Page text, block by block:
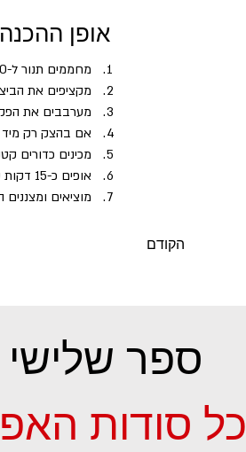
אופן ההכנה
מחממים תנור ל-170 מעלות ופורסים נייר אפיה על תבנית התנור.
מקציפים את
מערבבים את
אם בהצק רק מיד
מכינים כדורים
אופים כ-15 דקות עד שהעוגיות מתקשות מעט.
מוציאים
הקודם
ספר שלישי
כל סודות